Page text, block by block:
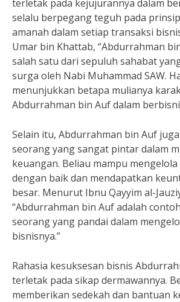
terletak pada kejujurannya dalam
selalu berpegang teguh pada
amanah dalam setiap transaksi
Umar bin Khattab, “Abdurrahman
salah satu dari sepuluh sahabat
surga oleh Nabi Muhammad SAW.
menunjukkan betapa mulianya
Abdurrahman bin Auf dalam
Selain itu, Abdurrahman bin Auf
seorang yang sangat pintar dalam
keuangan. Beliau mampu
dengan baik dan mendapatkan
besar. Menurut Ibnu Qayyim al-
“Abdurrahman bin Auf adalah
seorang yang pandai dalam
bisnisnya.”
Rahasia kesuksesan bisnis
terletak pada sikap dermawannya.
memberikan sedekah dan bantuan